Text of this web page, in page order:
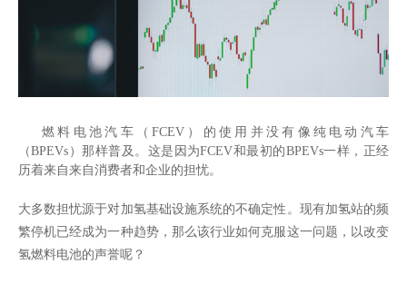
燃料电池汽车（FCEV ）的使用并没有像纯电动汽车
（BPEVs ）那样普及。这是因为FCEV和最初的BPEVs一样，正经
历着来自来自消费者和企业的担忧。
大多数担忧源于对加氢基础设施系统的不确定性。现有加氢站的频
繁停机已经成为一种趋势，那么该行业如何克服这一问题，以改变
氢燃料电池的声誉呢？